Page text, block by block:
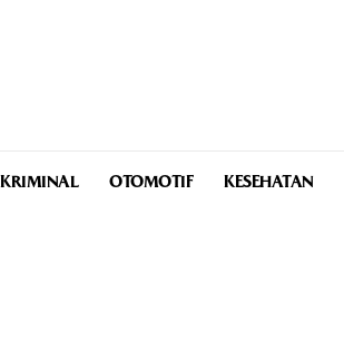
OTOMOTIF KESEHATAN